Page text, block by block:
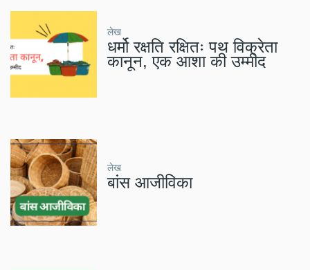
लेख
धर्मो रक्षति रक्षितः पथ विक्रेता
कानून, एक आशा की उम्मीद
लेख
बांस आजीविका